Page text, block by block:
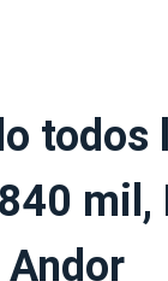
todos
mil,